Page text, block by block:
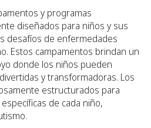
y programas
diseñados para niños y sus
desafíos de enfermedades
Estos campamentos brindan un
donde los niños pueden
y transformadoras. Los
estructurados para
de cada niño,